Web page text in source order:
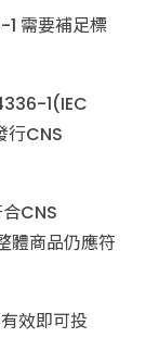
需要補足標
1(IEC
行CNS
CNS
體商品仍應符
效即可投